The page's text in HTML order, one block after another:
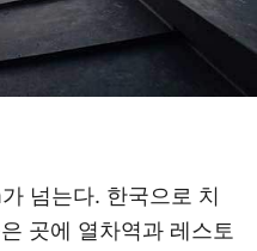
넘는다. 한국으로 치
곳에 열차역과 레스토